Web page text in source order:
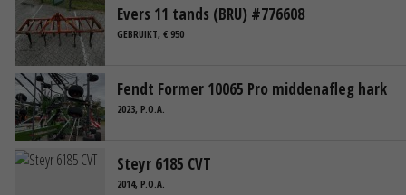
Evers 11 tands (BRU) #776608
GEBRUIKT, € 950
Fendt Former 10065 Pro middenafleg hark
2023, P.O.A.
Steyr 6185 CVT
2014, P.O.A.